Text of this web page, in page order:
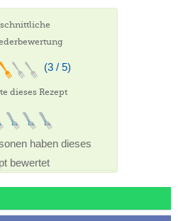
(3 / 5)
dieses Rezept
haben dieses
bewertet